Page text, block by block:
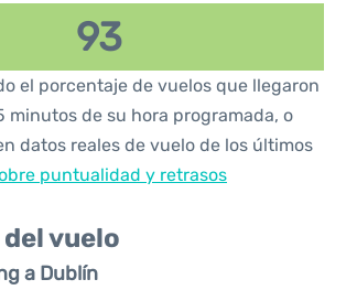
93
el porcentaje de vuelos que llegaron
minutos de su hora programada, o
datos reales de vuelo de los últimos
puntualidad y retrasos
vuelo
a Dublín